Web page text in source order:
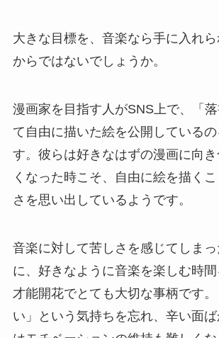
大きな目標を、音楽なら手に入れ
からではないでしょうか。
漫画家を目指す人がSNS上で、「
て自由に描いた絵を公開しているの
す。彼らは好きなはずの漫画に向
くなった時こそ、自由に絵を描く
さを思い出しているようです。
音楽に対して苦しさを感じてしま
に、好きなように音楽を楽しむ時間
才能開花でとても大切な事柄です
い」という気持ちを忘れ、辛い面